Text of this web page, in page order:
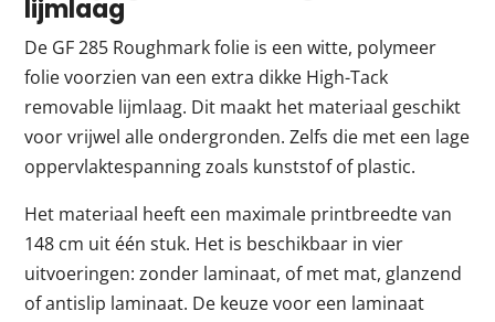
lijmlaag
De GF 285 Roughmark folie is een witte, polymeer
folie voorzien van een extra dikke High-Tack
removable lijmlaag. Dit maakt het materiaal geschikt
voor vrijwel alle ondergronden. Zelfs die met een lage
oppervlaktespanning zoals kunststof of plastic.
Het materiaal heeft een maximale printbreedte van
148 cm uit één stuk. Het is beschikbaar in vier
uitvoeringen: zonder laminaat, of met mat, glanzend
of antislip laminaat. De keuze voor een laminaat